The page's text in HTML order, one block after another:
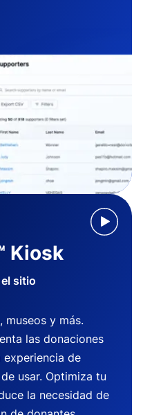
Kiosk
sitio
museos y más.
las donaciones
experiencia de
usar. Optimiza tu
la necesidad de